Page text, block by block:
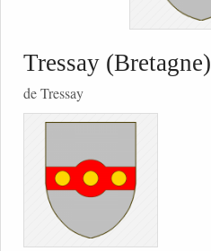
Tressay (Bretagne)
de Tressay